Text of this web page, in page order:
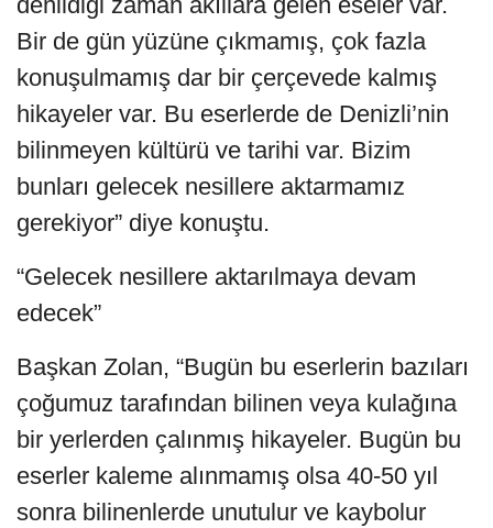
Bir de gün yüzüne çıkmamış, çok fazla
konuşulmamış dar bir çerçevede kalmış
hikayeler var. Bu eserlerde de Denizli’nin
bilinmeyen kültürü ve tarihi var. Bizim
bunları gelecek nesillere aktarmamız
gerekiyor” diye konuştu.
“Gelecek nesillere aktarılmaya devam
edecek”
Başkan Zolan, “Bugün bu eserlerin bazıları
çoğumuz tarafından bilinen veya kulağına
bir yerlerden çalınmış hikayeler. Bugün bu
eserler kaleme alınmamış olsa 40-50 yıl
sonra bilinenlerde unutulur ve kaybolur